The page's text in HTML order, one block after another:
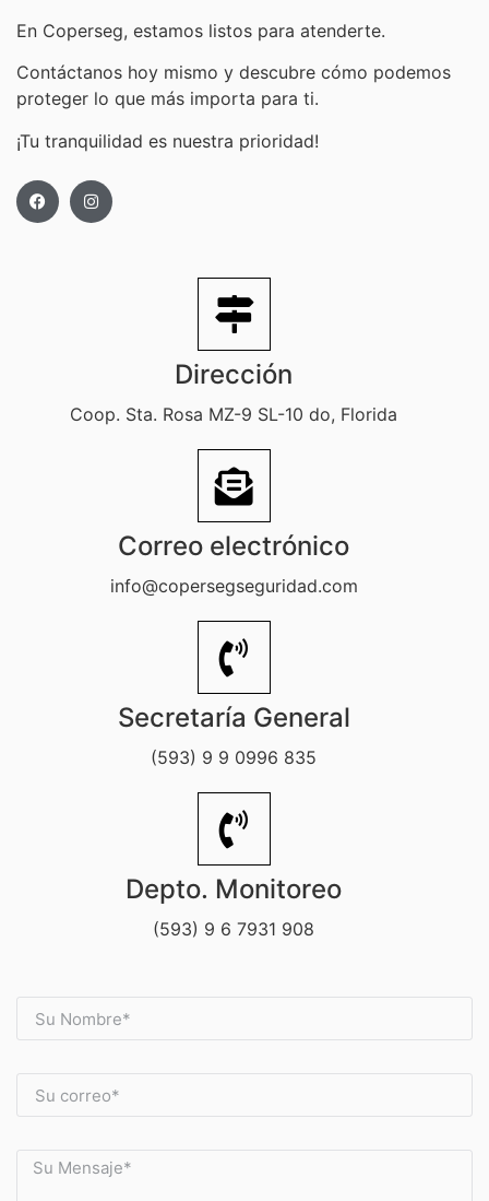
En Coperseg, estamos listos para atenderte.
Contáctanos hoy mismo y descubre cómo podemos
proteger lo que más importa para ti.
¡Tu tranquilidad es nuestra prioridad!
Dirección
Coop. Sta. Rosa MZ-9 SL-10 do, Florida
Correo electrónico
info@copersegseguridad.com
Secretaría General
(593) 9 9 0996 835
Depto. Monitoreo
(593) 9 6 7931 908